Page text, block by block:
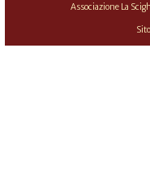
Associazione La